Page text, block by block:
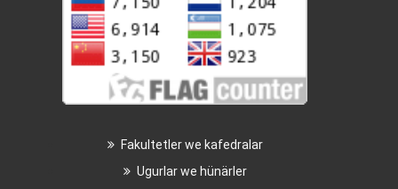
Fakultetler we kafedralar
Ugurlar we hünärler